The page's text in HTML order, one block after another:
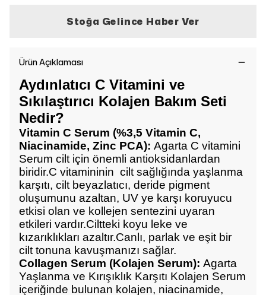
Stoğa Gelince Haber Ver
Ürün Açıklaması
Aydınlatıcı C Vitamini ve
Sıkılaştırıcı Kolajen Bakım Seti
Nedir?
Vitamin C Serum (%3,5 Vitamin C,
Niacinamide, Zinc PCA): Agarta C vitamini
Serum cilt için önemli antioksidanlardan
biridir.C vitamininin cilt sağlığında yaşlanma
karşıtı, cilt beyazlatıcı, deride pigment
oluşumunu azaltan, UV ye karşı koruyucu
etkisi olan ve kollejen sentezini uyaran
etkileri vardır.Ciltteki koyu leke ve
kızarıklıkları azaltır.Canlı, parlak ve eşit bir
cilt tonuna kavuşmanızı sağlar.
Collagen Serum (Kolajen Serum): Agarta
Yaşlanma ve Kırışıklık Karşıtı Kolajen Serum
içeriğinde bulunan kolajen, niacinamide,